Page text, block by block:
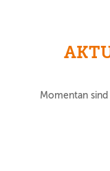
Momentan